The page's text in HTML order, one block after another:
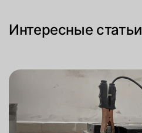
Интересные статьи